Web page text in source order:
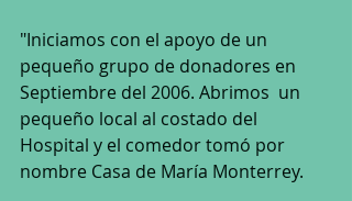
"Iniciamos con el apoyo de un
pequeño grupo de donadores en
Septiembre del 2006. Abrimos  un
pequeño local al costado del
Hospital y el comedor tomó por
nombre Casa de María Monterrey.